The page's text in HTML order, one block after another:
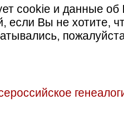
cookie и данные об
если Вы не хотите,